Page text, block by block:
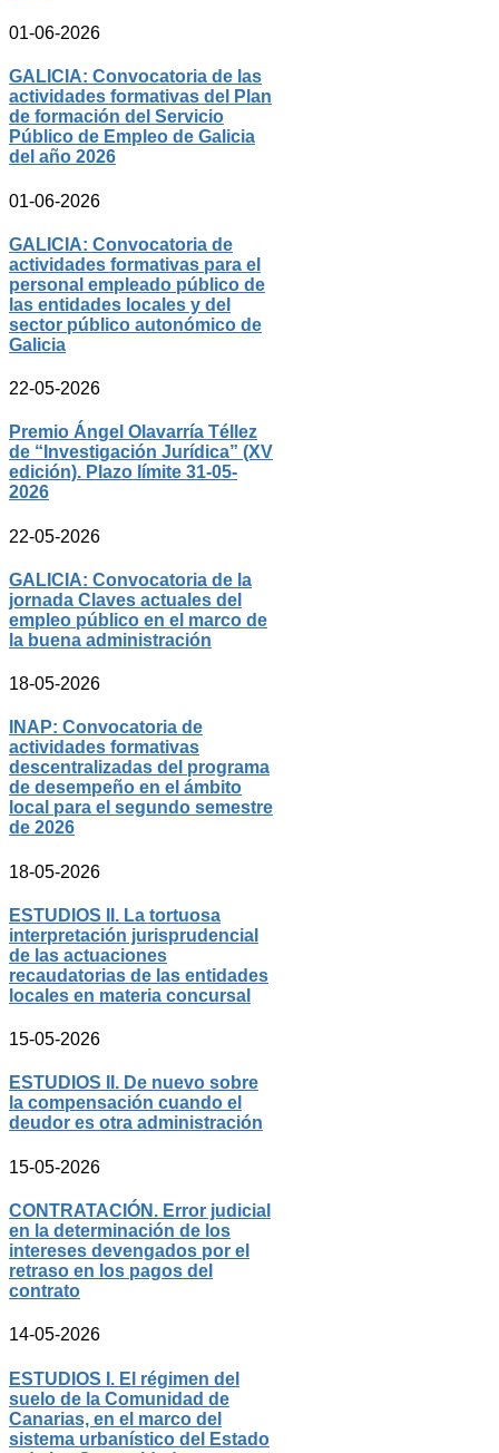
01-06-2026
GALICIA: Convocatoria de las
actividades formativas del Plan
de formación del Servicio
Público de Empleo de Galicia
del año 2026
01-06-2026
GALICIA: Convocatoria de
actividades formativas para el
personal empleado público de
las entidades locales y del
sector público autonómico de
Galicia
22-05-2026
Premio Ángel Olavarría Téllez
de “Investigación Jurídica” (XV
edición). Plazo límite 31-05-
2026
22-05-2026
GALICIA: Convocatoria de la
jornada Claves actuales del
empleo público en el marco de
la buena administración
18-05-2026
INAP: Convocatoria de
actividades formativas
descentralizadas del programa
de desempeño en el ámbito
local para el segundo semestre
de 2026
18-05-2026
ESTUDIOS II. La tortuosa
interpretación jurisprudencial
de las actuaciones
recaudatorias de las entidades
locales en materia concursal
15-05-2026
ESTUDIOS II. De nuevo sobre
la compensación cuando el
deudor es otra administración
15-05-2026
CONTRATACIÓN. Error judicial
en la determinación de los
intereses devengados por el
retraso en los pagos del
contrato
14-05-2026
ESTUDIOS I. El régimen del
suelo de la Comunidad de
Canarias, en el marco del
sistema urbanístico del Estado